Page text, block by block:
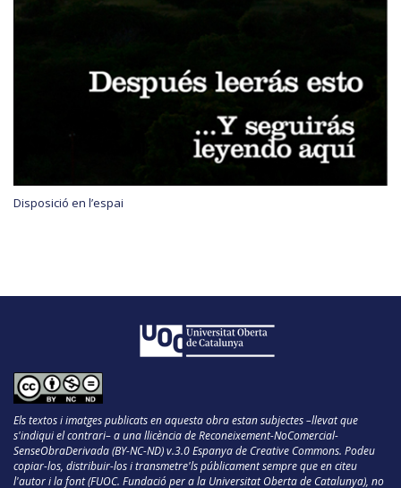
Disposició en l’espai
Els textos i imatges publicats en aquesta obra estan subjectes –llevat que
s'indiqui el contrari– a una llicència de Reconeixement-NoComercial-
SenseObraDerivada (BY-NC-ND) v.3.0 Espanya de Creative Commons. Podeu
copiar-los, distribuir-los i transmetre'ls públicament sempre que en citeu
l'autor i la font (FUOC. Fundació per a la Universitat Oberta de Catalunya), no